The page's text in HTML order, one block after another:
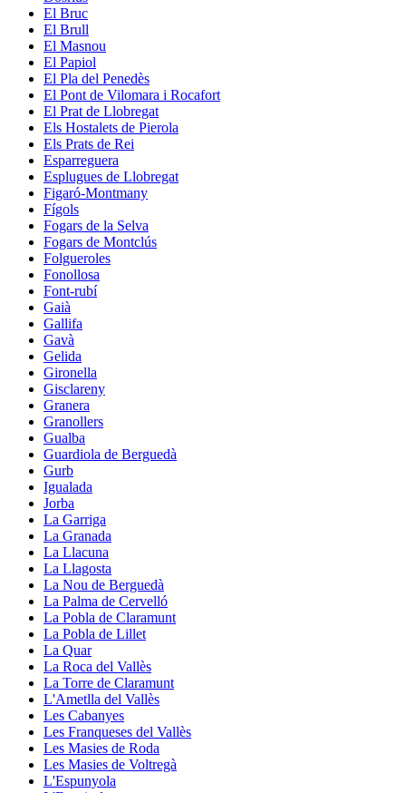
El Bruc
El Brull
El Masnou
El Papiol
El Pla del Penedès
El Pont de Vilomara i Rocafort
El Prat de Llobregat
Els Hostalets de Pierola
Els Prats de Rei
Esparreguera
Esplugues de Llobregat
Figaró-Montmany
Fígols
Fogars de la Selva
Fogars de Montclús
Folgueroles
Fonollosa
Font-rubí
Gaià
Gallifa
Gavà
Gelida
Gironella
Gisclareny
Granera
Granollers
Gualba
Guardiola de Berguedà
Gurb
Igualada
Jorba
La Garriga
La Granada
La Llacuna
La Llagosta
La Nou de Berguedà
La Palma de Cervelló
La Pobla de Claramunt
La Pobla de Lillet
La Quar
La Roca del Vallès
La Torre de Claramunt
L'Ametlla del Vallès
Les Cabanyes
Les Franqueses del Vallès
Les Masies de Roda
Les Masies de Voltregà
L'Espunyola